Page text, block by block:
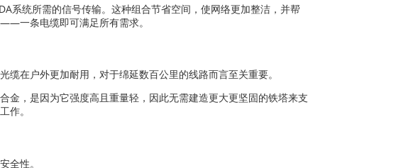
系统所需的信号传输。这种组合节省空间，使网络更加整洁，并帮
一条电缆即可满足所有需求。
在户外更加耐用，对于绵延数百公里的线路而言至关重要。
金，是因为它强度高且重量轻，因此无需建造更大更坚固的铁塔来支
作。
全性。